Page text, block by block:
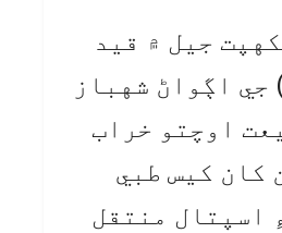
جيل ۾ قيد
جي اڳواڻ شهباز
اوچتو خراب
کان کيس طبي
اسپتال منتقل